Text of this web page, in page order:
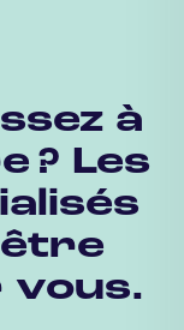
à
? Les